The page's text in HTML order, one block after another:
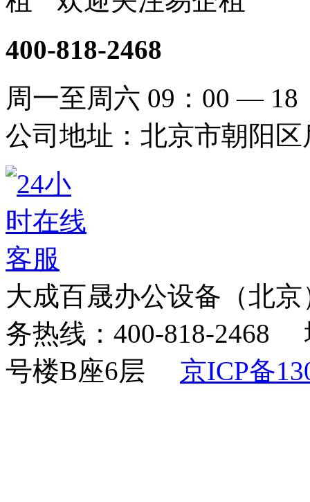
400-818-2468
周一至周六 09：00 — 18
公司地址：北京市朝阳
大成百晟办公设备（北
务热线：400-818-2468
号楼B座6层 京ICP备